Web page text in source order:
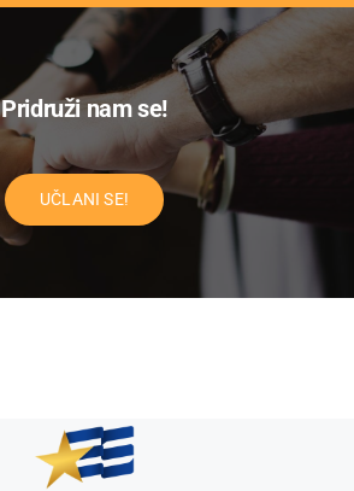
Pridruži nam se!
UČLANI SE!